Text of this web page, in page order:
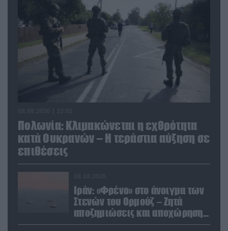
Πολωνία: Κλιμακώνεται η εχθρότητα
κατά Ουκρανών – Η τεράστια αύξηση σε
επιθέσεις
Ιράν: «Φρένο» στο άνοιγμα των
Στενών του Ορμούζ – Ζητά
αποζημιώσεις και αποχώρηση
των ΗΠΑ